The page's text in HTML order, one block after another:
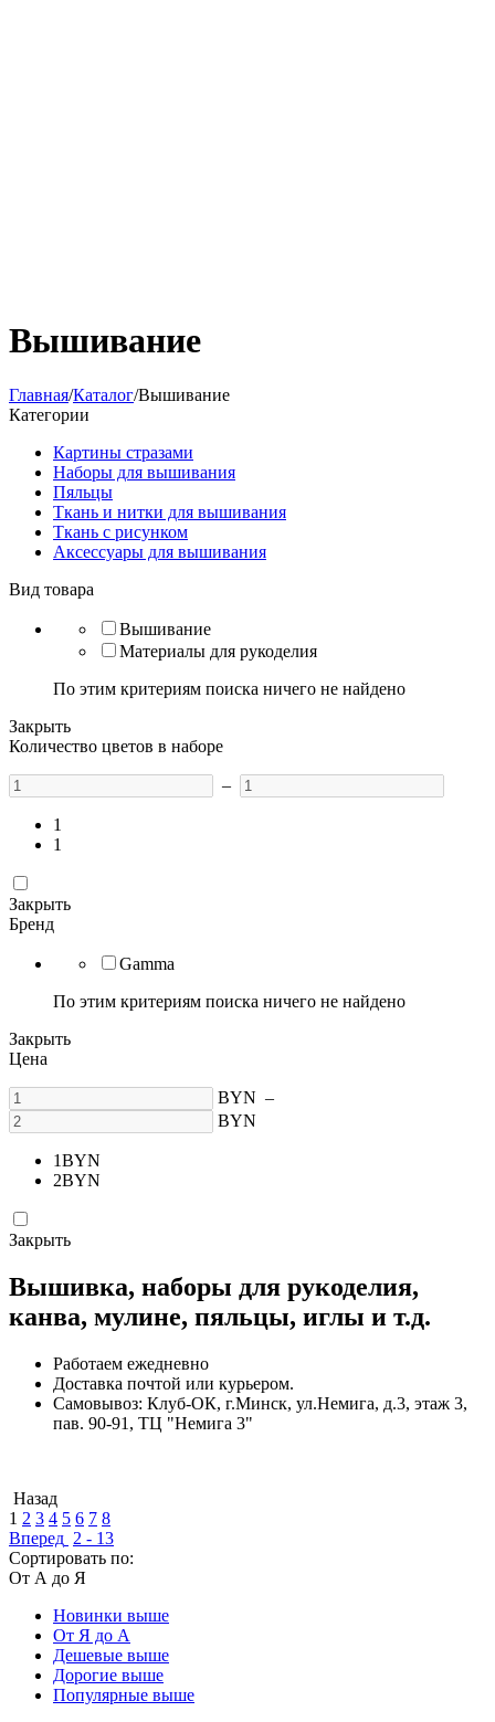
Вышивание
Главная/Каталог/Вышивание
Категории
Картины стразами
Наборы для вышивания
Пяльцы
Ткань и нитки для вышивания
Ткань с рисунком
Аксессуары для вышивания
Вид товара
Вышивание
Материалы для рукоделия
По этим критериям поиска ничего не найдено
Закрыть
Количество цветов в наборе
–
1
1
Закрыть
Бренд
Gamma
По этим критериям поиска ничего не найдено
Закрыть
Цена
BYN –
BYN
1BYN
2BYN
Закрыть
Вышивка, наборы для рукоделия,
канва, мулине, пяльцы, иглы и т.д.
Работаем ежедневно
Доставка почтой или курьером.
Самовывоз: Клуб-ОК, г.Минск, ул.Немига, д.3, этаж 3,
пав. 90-91, ТЦ "Немига 3"
Назад
1 2 3 4 5 6 7 8
Вперед 2 - 13
Сортировать по:
От А до Я
Новинки выше
От Я до А
Дешевые выше
Дорогие выше
Популярные выше